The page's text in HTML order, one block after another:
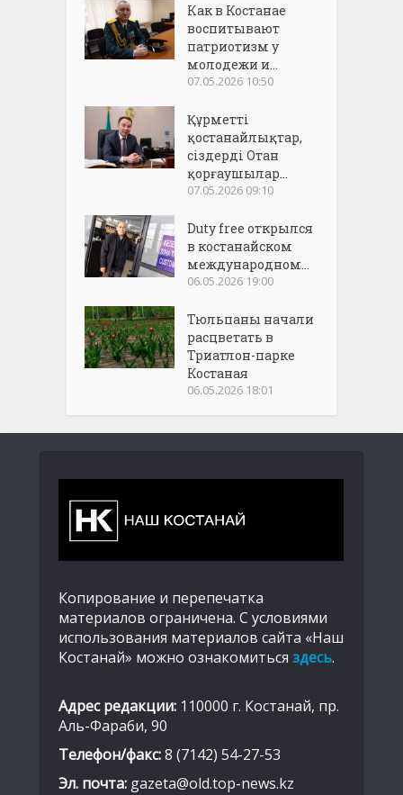
Как в Костанае
воспитывают
патриотизм у
молодежи и...
07.05.2026 10:50
Құрметті
қостанайлықтар,
сіздерді Отан
қорғаушылар...
07.05.2026 09:10
Duty free открылся
в костанайском
международном...
06.05.2026 19:00
Тюльпаны начали
расцветать в
Триатлон-парке
Костаная
06.05.2026 18:01
Копирование и перепечатка
материалов ограничена. С условиями
использования материалов сайта «Наш
Костанай» можно ознакомиться здесь.
Адрес редакции: 110000 г. Костанай, пр.
Аль-Фараби, 90
Телефон/факс:8 (7142) 54-27-53
Эл. почта: gazeta@old.top-news.kz